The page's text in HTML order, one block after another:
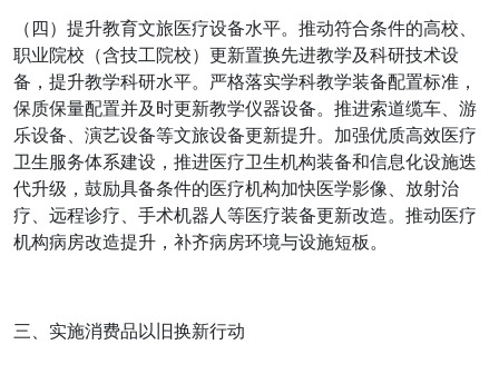
（四）提升教育文旅医疗设备水平。推动符合条件的高校、
职业院校（含技工院校）更新置换先进教学及科研技术设
备，提升教学科研水平。严格落实学科教学装备配置标准，
保质保量配置并及时更新教学仪器设备。推进索道缆车、游
乐设备、演艺设备等文旅设备更新提升。加强优质高效医疗
卫生服务体系建设，推进医疗卫生机构装备和信息化设施迭
代升级，鼓励具备条件的医疗机构加快医学影像、放射治
疗、远程诊疗、手术机器人等医疗装备更新改造。推动医疗
机构病房改造提升，补齐病房环境与设施短板。
三、实施消费品以旧换新行动